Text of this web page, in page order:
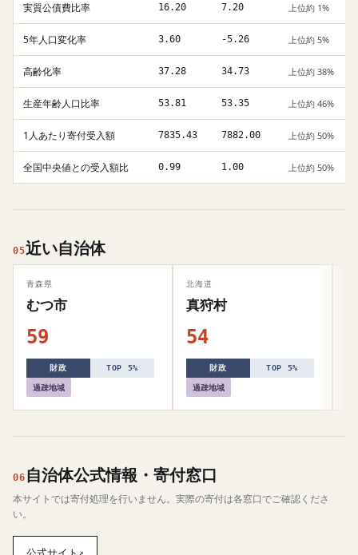
実質公債費比率 16.20 7.20 上位約 1%
5年人口変化率 3.60 -5.26 上位約 5%
高齢化率 37.28 34.73 上位約 38%
生産年齢人口比率 53.81 53.35 上位約 46%
1人あたり寄付受入額 7835.43 7882.00 上位約 50%
全国中央値との受入額比 0.99 1.00 上位約 50%
05近い自治体
青森県
むつ市
59
財政 TOP 5%
過疎地域
北海道
真狩村
54
財政 TOP 5%
過疎地域
06 自治体公式情報・寄付窓口
本サイトでは寄付処理を行いません。実際の寄付は各窓口でご確認くださ
い。
↗